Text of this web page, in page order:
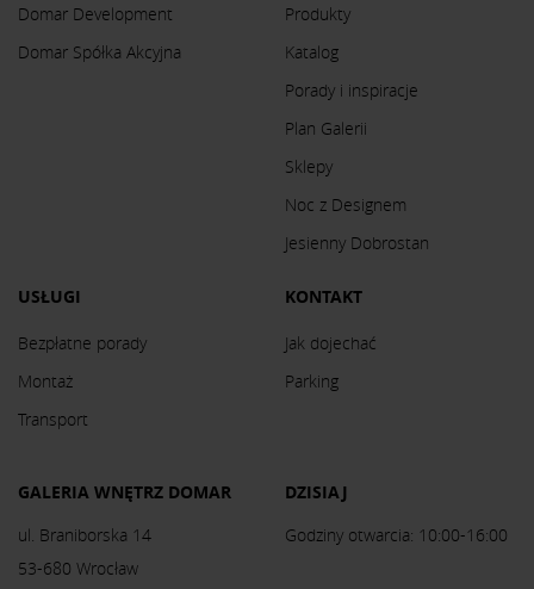
Domar Development
Domar Spółka Akcyjna
Produkty
Katalog
Porady i inspiracje
Plan Galerii
Sklepy
Noc z Designem
Jesienny Dobrostan
USŁUGI
Bezpłatne porady
Montaż
Transport
KONTAKT
Jak dojechać
Parking
GALERIA WNĘTRZ DOMAR
ul. Braniborska 14
53-680 Wrocław
DZISIAJ
Godziny otwarcia: 10:00-16:00